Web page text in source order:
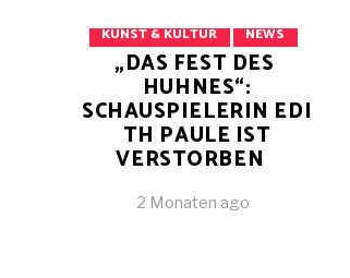
KUNST & KULTUR
NEWS
„DAS FEST DES
HUHNES“:
SCHAUSPIELERIN EDI
TH PAULE IST
VERSTORBEN
2 Monaten ago